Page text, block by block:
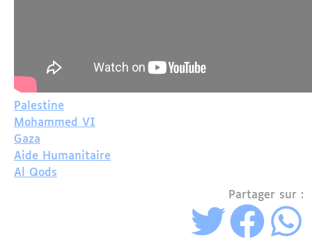
Palestine
Mohammed VI
Gaza
Aide Humanitaire
Al Qods
Partager sur :